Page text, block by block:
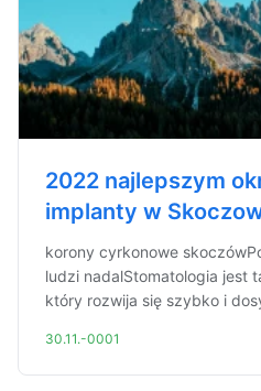
2022 najlepszym
implanty w
korony cyrkonowe
ludzi nadalStomatologia jest
który rozwija się szybko i
30.11.-0001